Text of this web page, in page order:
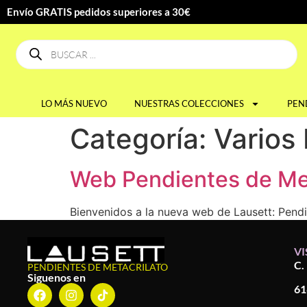
Envío GRATIS pedidos superiores a 30€
LO MÁS NUEVO NUESTRAS COLECCIONES
Categoría: Varios
Web Pendientes de
Bienvenidos a la nueva web de Lausett:
PENDIENTES DE METACRILATO
Siguenos en
C.